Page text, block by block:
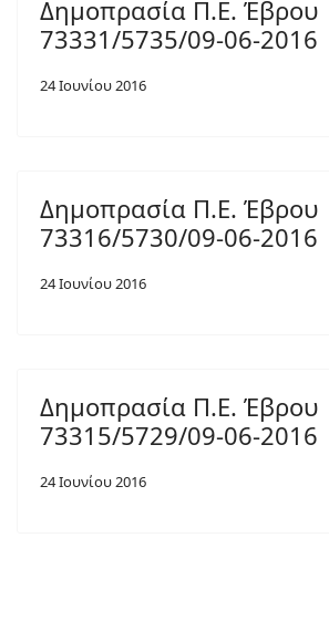
Δημοπρασία Π.Ε. Έβρου
73331/5735/09-06-2016
24 Ιουνίου 2016
Δημοπρασία Π.Ε. Έβρου
73316/5730/09-06-2016
24 Ιουνίου 2016
Δημοπρασία Π.Ε. Έβρου
73315/5729/09-06-2016
24 Ιουνίου 2016